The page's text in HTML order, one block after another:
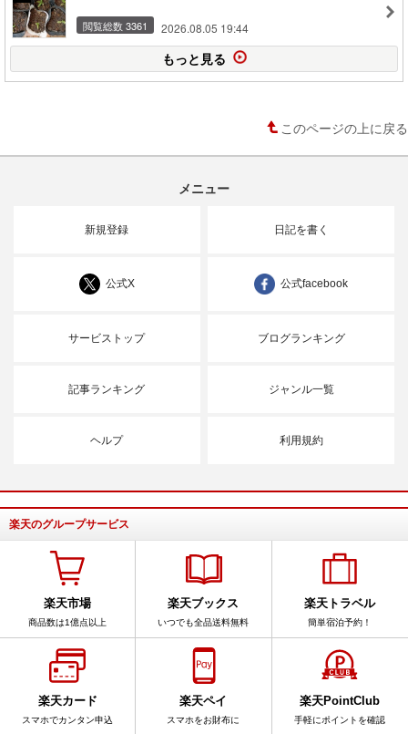
閲覧総数 3361 2026.08.05 19:44
もっと見る
このページの上に戻る
メニュー
新規登録 日記を書く
公式X 公式facebook
サービストップ ブログランキング
記事ランキング ジャンル一覧
ヘルプ 利用規約
楽天のグループサービス
楽天市場
商品数は1億点以上
楽天ブックス
いつでも全品送料無料
楽天トラベル
簡単宿泊予約！
楽天カード
スマホでカンタン申込
楽天ペイ
スマホをお財布に
楽天PointClub
手軽にポイントを確認